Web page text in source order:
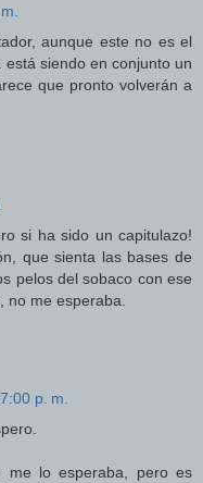
aunque este no es el
siendo en conjunto un
que pronto volverán a
si ha sido un capitulazo!
que sienta las bases de
pelos del sobaco con ese
no me esperaba.
p. m.
lo esperaba, pero es